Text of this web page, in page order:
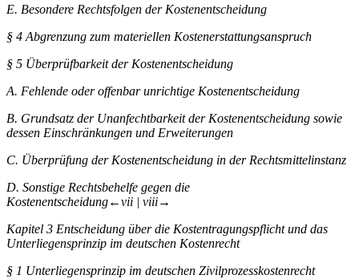
E. Besondere Rechtsfolgen der Kostenentscheidung
§ 4 Abgrenzung zum materiellen Kostenerstattungsanspruch
§ 5 Überprüfbarkeit der Kostenentscheidung
A. Fehlende oder offenbar unrichtige Kostenentscheidung
B. Grundsatz der Unanfechtbarkeit der Kostenentscheidung sowie
dessen Einschränkungen und Erweiterungen
C. Überprüfung der Kostenentscheidung in der Rechtsmittelinstanz
D. Sonstige Rechtsbehelfe gegen die
Kostenentscheidung←vii | viii→
Kapitel 3 Entscheidung über die Kostentragungspflicht und das
Unterliegensprinzip im deutschen Kostenrecht
§ 1 Unterliegensprinzip im deutschen Zivilprozesskostenrecht